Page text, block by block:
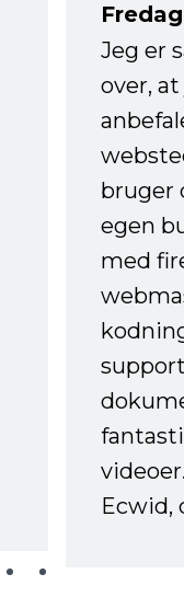
Jeg er
over,
bruger
egen
med
Ecwid,